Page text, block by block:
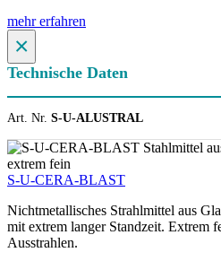
mehr erfahren
×
Technische Daten
Art. Nr. S-U-ALUSTRAL
S-U-CERA-BLAST
Nichtmetallisches Strahlmittel aus
mit extrem langer Standzeit. Extrem
Ausstrahlen.